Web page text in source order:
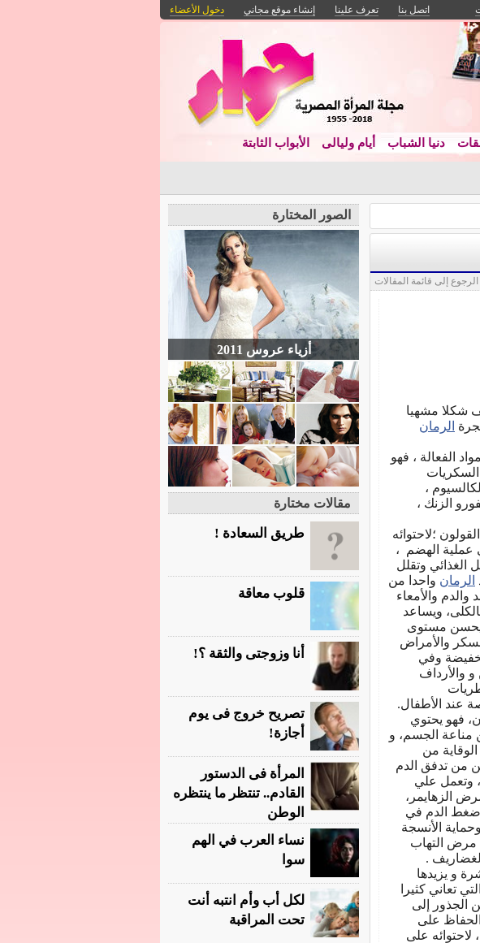
اتصل بنا تعرف علينا إنشاء موقع مجاني دخول الأعضاء
دنيا الشباب أيام وليالى الأبواب الثابتة
الرجوع إلى قائمة المقالات
شكلا مشهيا
الرمان
الفعالة ، فهو
،
الزنك ،
؛لاحتوائه
عملية الهضم ،
وتقلل
الرمان واحدا من
والدم والأمعاء
ويساعد
يحسن مستوى
والأمراض
وفي
والأرداف
عند الأطفال.
فهو يحتوي
مناعة الجسم، و
من
من تدفق الدم
وتعمل علي
الزهايمر،
الدم في
الأنسجة
مرض التهاب
.
و يزيدها
تعاني كثيرا
الجذور إلى
على
لاحتوائه على
الصور المختارة
أزياء عروس 2011
مقالات مختارة
طريق السعادة !
قلوب معاقة
أنا وزوجتى والثقة ؟!
تصريح خروج فى يوم
أجازة!
المرأة فى الدستور
القادم.. تنتظر ما ينتظره
الوطن
نساء العرب في الهم
سوا
لكل أب وأم انتبه أنت
تحت المراقبة